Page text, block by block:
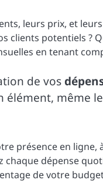
leurs prix, et
clients potentiels ?
en tenant
de vos
même
présence en
chaque dépense
de votre